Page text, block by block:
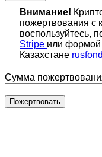
Внимание!
пожертвования с
воспользуйтесь,
Stripe или формой
Казахстане
Сумма
Пожертвовать